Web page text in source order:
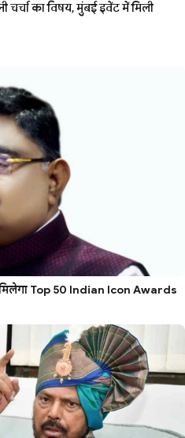
चर्चा का विषय, मुंबई इवेंट में मिली
Top 50 Indian Icon Awards